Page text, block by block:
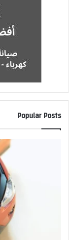
Popular Posts